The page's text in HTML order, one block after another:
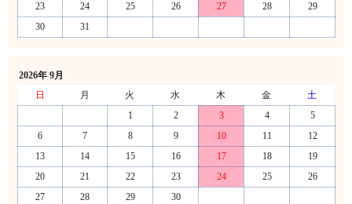
23
24 25 26 27 28
29
30
31
2026年 9月
日
月 火 水 木 金
土
1
2 3 4
5
6
7 8 9 10 11
12
13
14 15 16 17 18
19
20
21 22 23 24 25
26
27
28 29 30